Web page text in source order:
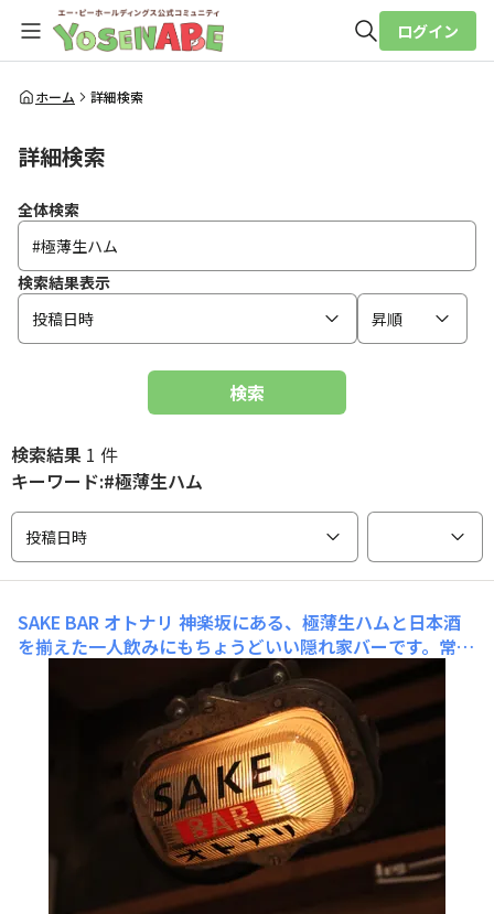
全体検索
ログイン
ホーム 詳細検索
詳細検索
全体検索
検索結果表示
投稿日時
昇順
検索
検索結果 1 件
キーワード:#極薄生ハム
投稿日時
SAKE BAR オトナリ 神楽坂にある、極薄生ハムと日本酒
を揃えた一人飲みにもちょうどいい隠れ家バーです。常時
40種類以上取り揃えた日本酒を、お酒に合うおつまみと
共にお楽しみください。 【店舗情報】